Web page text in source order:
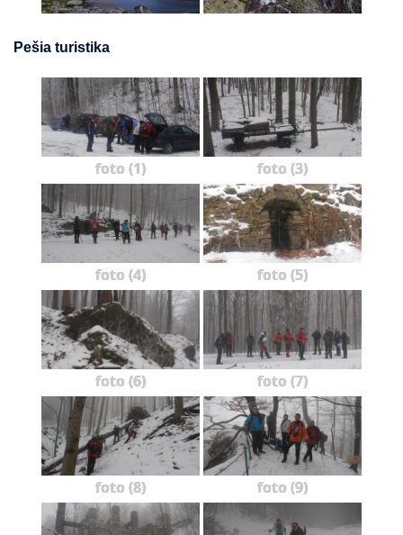
Pešia turistika
foto (1) foto (3)
foto (4) foto (5)
foto (6) foto (7)
foto (8) foto (9)